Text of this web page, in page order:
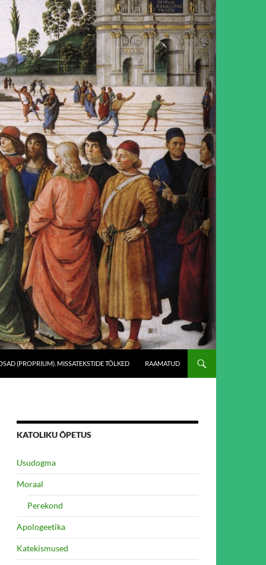
(PROPRIUM). MISSATEKSTIDE TÕLKED RAAMATUD
KATOLIKU ÕPETUS
Usudogma
Moraal
Perekond
Apologeetika
Katekismused